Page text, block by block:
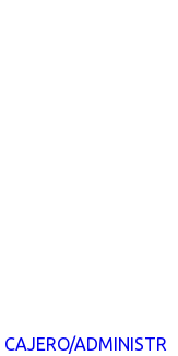
ADMINISTR